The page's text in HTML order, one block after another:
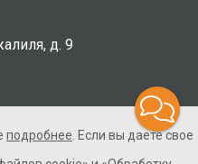
д. 9
права защищены. Не
подробнее . Если вы даете свое